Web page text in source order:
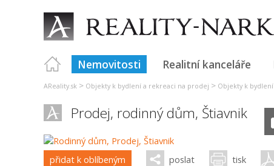
Nemovitosti Realitní kanceláře
AReality.sk > Objekty k bydlení a rekreaci na prodej > Objekty k
Prodej, rodinný dům, Štiavnik
přidat k oblíbeným poslat tisk